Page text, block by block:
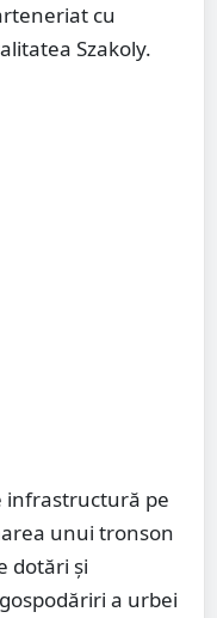
cu
Szakoly.
infrastructură pe
unui tronson
dotări și
a urbei